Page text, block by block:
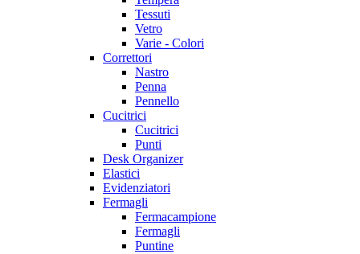
Tessuti
Vetro
Varie - Colori
Correttori
Nastro
Penna
Pennello
Cucitrici
Cucitrici
Punti
Desk Organizer
Elastici
Evidenziatori
Fermagli
Fermacampione
Fermagli
Puntine